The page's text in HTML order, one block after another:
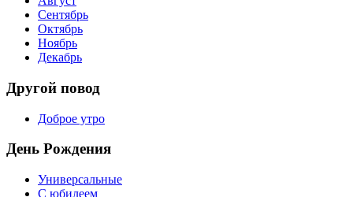
Сентябрь
Октябрь
Ноябрь
Декабрь
Другой повод
Доброе утро
День Рождения
Универсальные
С юбилеем